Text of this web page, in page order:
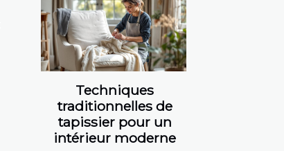
Techniques
traditionnelles de
tapissier pour un
intérieur moderne